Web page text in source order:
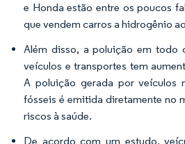
e Honda estão entre os poucos
que vendem carros a hidrogênio
Além disso, a poluição em todo
veículos e transportes tem
A poluição gerada por veículos
fósseis é emitida diretamente no
riscos à saúde.
De acordo com um estudo,